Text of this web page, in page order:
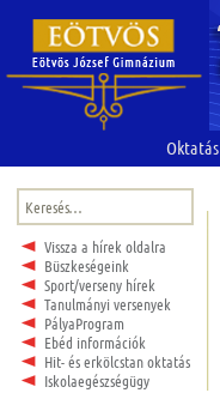
Oktatás
Keresés:
Vissza a hírek oldalra
Büszkeségeink
Sport/verseny hírek
Tanulmányi versenyek
PályaProgram
Ebéd információk
Hit- és erkölcstan oktatás
Iskolaegészségügy